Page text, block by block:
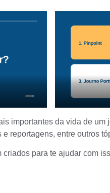
importantes da vida de um
reportagens, entre outros
para te ajudar com